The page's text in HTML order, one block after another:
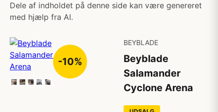
Dele af indholdet på denne side kan være genereret
med hjælp fra AI.
-10%
BEYBLADE
Beyblade
Salamander
Cyclone Arena